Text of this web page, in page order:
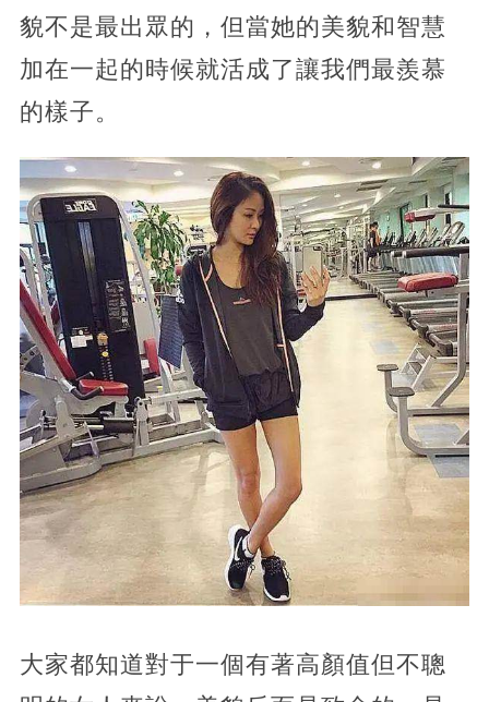
貌不是最出眾的，但當她的美貌和智慧
加在一起的時候就活成了讓我們最羨慕
的樣子。
大家都知道對于一個有著高顏值但不聰